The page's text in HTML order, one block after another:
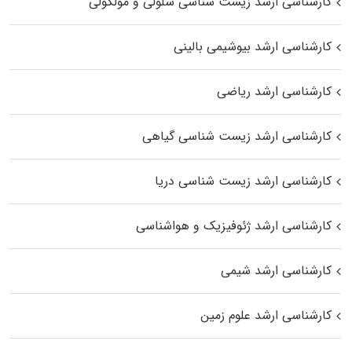
کارشناسی ارشد بیوشیمی بالینی
کارشناسی ارشد ریاضی
کارشناسی ارشد زیست‌ شناسی گیاهی
کارشناسی ارشد زیست‌ شناسی دریا
کارشناسی ارشد ژئوفیزیک و هواشناسی
کارشناسی ارشد شیمی
کارشناسی ارشد علوم زمین